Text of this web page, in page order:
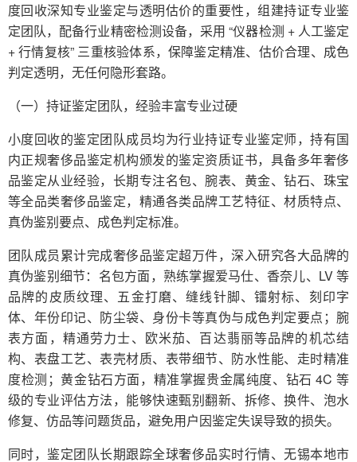
度回收深知专业鉴定与透明估价的重要性，组建持证专业鉴
定团队，配备行业精密检测设备，采用 “仪器检测 + 人工鉴定
+ 行情复核” 三重核验体系，保障鉴定精准、估价合理、成色
判定透明，无任何隐形套路。
（一）持证鉴定团队，经验丰富专业过硬
小度回收的鉴定团队成员均为行业持证专业鉴定师，持有国
内正规奢侈品鉴定机构颁发的鉴定资质证书，具备多年奢侈
品鉴定从业经验，长期专注名包、腕表、黄金、钻石、珠宝
等全品类奢侈品鉴定，精通各类品牌工艺特征、材质特点、
真伪鉴别要点、成色判定标准。
团队成员累计完成奢侈品鉴定超万件，深入研究各大品牌的
真伪鉴别细节：名包方面，熟练掌握爱马仕、香奈儿、LV 等
品牌的皮质纹理、五金打磨、缝线针脚、镭射标、刻印字
体、年份印记、防尘袋、身份卡等真伪与成色判定要点；腕
表方面，精通劳力士、欧米茄、百达翡丽等品牌的机芯结
构、表盘工艺、表壳材质、表带细节、防水性能、走时精准
度检测；黄金钻石方面，精准掌握贵金属纯度、钻石 4C 等
级的专业评估方法，能够快速甄别翻新、拆修、换件、泡水
修复、仿品等问题货品，避免用户因鉴定失误导致的损失。
同时，鉴定团队长期跟踪全球奢侈品实时行情、无锡本地市